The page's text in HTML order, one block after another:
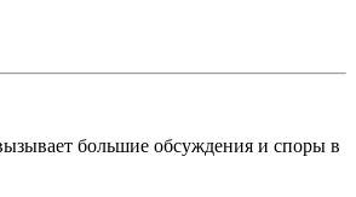
большие обсуждения и споры в